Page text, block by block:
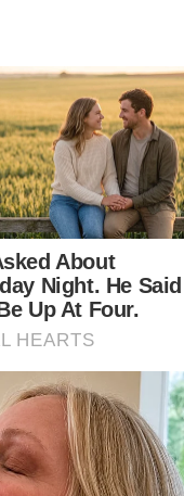
masa depan
sumber air
Hari Air
jaga sensitiviti
Lumpur venue
Klik di sini!